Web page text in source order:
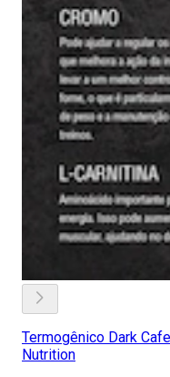
Termogênico Dark
Nutrition